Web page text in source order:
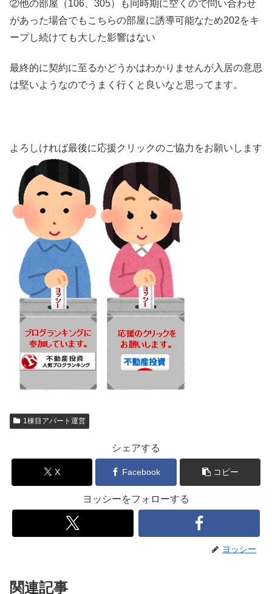
②他の部屋（106、305）も同時期に空くので問い合わせ
があった場合でもこちらの部屋に誘導可能なため202をキ
ープし続けても大した影響はない
最終的に契約に至るかどうかはわかりませんが入居の意思
は堅いようなのでうまく行くと良いなと思ってます。
よろしければ最後に応援クリックのご協力をお願いします
1棟目アパート運営
シェアする
X Facebook コピー
ヨッシーをフォローする
ヨッシー
関連記事